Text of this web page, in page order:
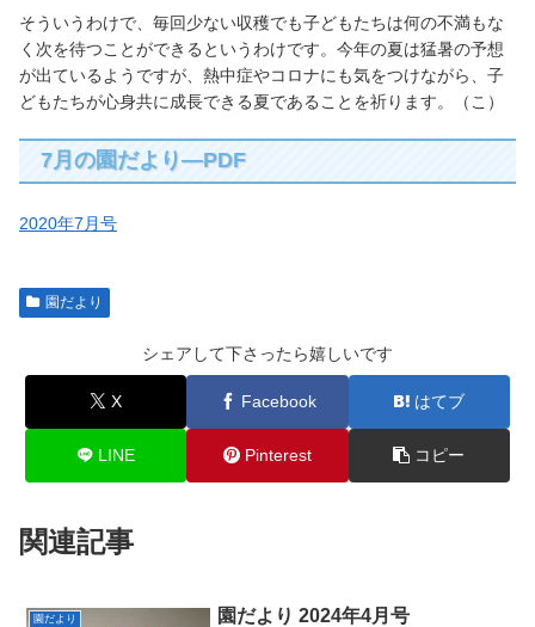
そういうわけで、毎回少ない収穫でも子どもたちは何の不満もな
く次を待つことができるというわけです。今年の夏は猛暑の予想
が出ているようですが、熱中症やコロナにも気をつけながら、子
どもたちが心身共に成長できる夏であることを祈ります。（こ）
7月の園だより—PDF
2020年7月号
園だより
シェアして下さったら嬉しいです
X Facebook はてブ
LINE Pinterest コピー
関連記事
園だより 園だより 2024年4月号